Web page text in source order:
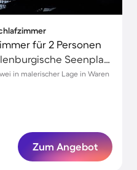
für 2 Personen
Waren (Müritz), Mecklenburgische Seenplatte, Deutschland
in malerischer Lage in Waren
Zum Angebot